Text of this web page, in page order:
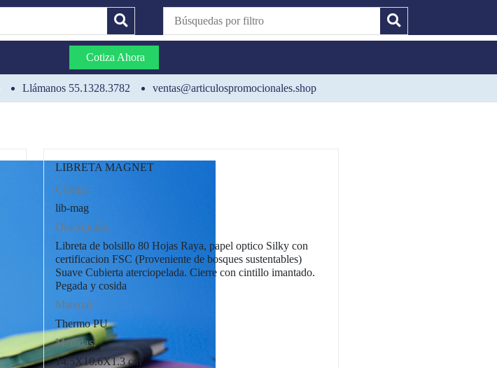
Cotiza Ahora
Llámanos 55.1328.3782
ventas@articulospromocionales.shop
LIBRETA MAGNET
Código:
lib-mag
Descripción:
Libreta de bolsillo 80 Hojas Raya, papel optico Silky con
certificacion FSC (Proveniente de bosques sustentables)
Suave Cubierta aterciopelada. Cierre con cintillo imantado.
Pegada y cosida
Material:
Thermo PU
Medidas:
14.5X10.6X1.3 cm